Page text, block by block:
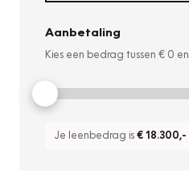
Aanbetaling
Kies een bedrag tussen € 0 en
Je leenbedrag is€ 18.300,-